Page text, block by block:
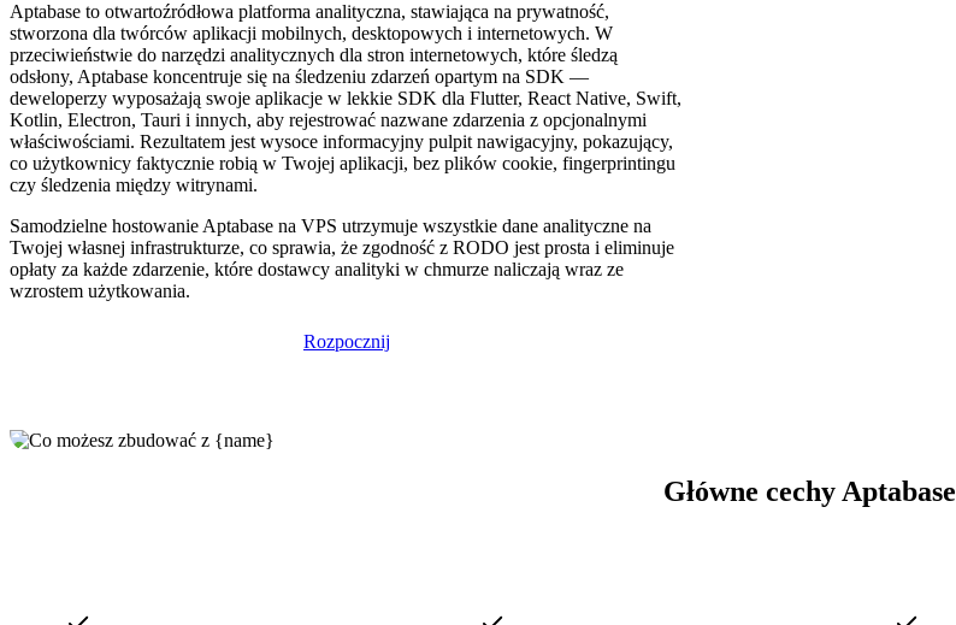
Aptabase to otwartoźródłowa platforma analityczna, stawiająca na prywatność,
stworzona dla twórców aplikacji mobilnych, desktopowych i internetowych. W
przeciwieństwie do narzędzi analitycznych dla stron internetowych, które śledzą
odsłony, Aptabase koncentruje się na śledzeniu zdarzeń opartym na SDK —
deweloperzy wyposażają swoje aplikacje w lekkie SDK dla Flutter, React Native, Swift,
Kotlin, Electron, Tauri i innych, aby rejestrować nazwane zdarzenia z opcjonalnymi
właściwościami. Rezultatem jest wysoce informacyjny pulpit nawigacyjny, pokazujący,
co użytkownicy faktycznie robią w Twojej aplikacji, bez plików cookie, fingerprintingu
czy śledzenia między witrynami.
Samodzielne hostowanie Aptabase na VPS utrzymuje wszystkie dane analityczne na
Twojej własnej infrastrukturze, co sprawia, że zgodność z RODO jest prosta i eliminuje
opłaty za każde zdarzenie, które dostawcy analityki w chmurze naliczają wraz ze
wzrostem użytkowania.
Rozpocznij
Główne cechy Aptabase